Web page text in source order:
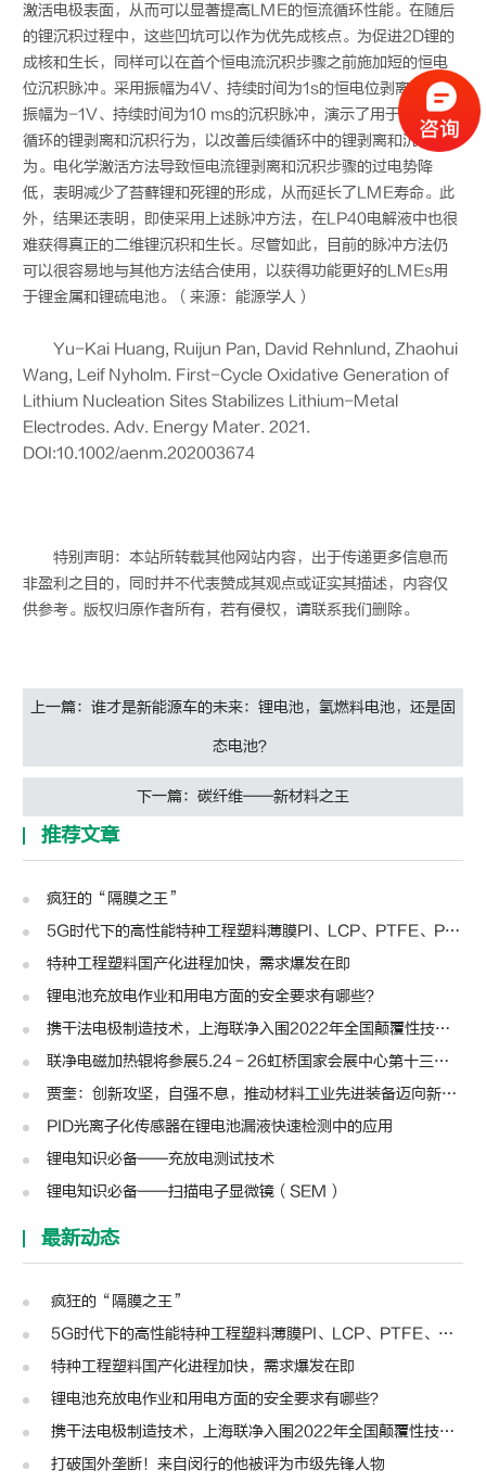
激活电极表面，从而可以显著提高LME的恒流循环性能。在随后
的锂沉积过程中，这些凹坑可以作为优先成核点。为促进2D锂的
成核和生长，同样可以在首个恒电流沉积步骤之前施加短的恒电
位沉积脉冲。采用振幅为4V、持续时间为1s的恒电位剥离脉冲和
振幅为-1V、持续时间为10 ms的沉积脉冲，演示了用于控制首次
循环的锂剥离和沉积行为，以改善后续循环中的锂剥离和沉积行
为。电化学激活方法导致恒电流锂剥离和沉积步骤的过电势降
低，表明减少了苔藓锂和死锂的形成，从而延长了LME寿命。此
外，结果还表明，即使采用上述脉冲方法，在LP40电解液中也很
难获得真正的二维锂沉积和生长。尽管如此，目前的脉冲方法仍
可以很容易地与其他方法结合使用，以获得功能更好的LMEs用
于锂金属和锂硫电池。（来源：能源学人）
Yu-Kai Huang, Ruijun Pan, David Rehnlund, Zhaohui
Wang, Leif Nyholm. First-Cycle Oxidative Generation of
Lithium Nucleation Sites Stabilizes Lithium-Metal
Electrodes. Adv. Energy Mater. 2021.
DOI:10.1002/aenm.202003674
特别声明：本站所转载其他网站内容，出于传递更多信息而
非盈利之目的，同时并不代表赞成其观点或证实其描述，内容仅
供参考。版权归原作者所有，若有侵权，请联系我们删除。
上一篇：谁才是新能源车的未来：锂电池，氢燃料电池，还是固
态电池？
下一篇：碳纤维——新材料之王
推荐文章
疯狂的“隔膜之王”
5G时代下的高性能特种工程塑料薄膜PI、LCP、PTFE、PPS、PEEK、PEN
特种工程塑料国产化进程加快，需求爆发在即
锂电池充放电作业和用电方面的安全要求有哪些？
携干法电极制造技术，上海联净入围2022年全国颠覆性技术创新大赛
联净电磁加热辊将参展5.24－26虹桥国家会展中心第十三届模切展
贾奎：创新攻坚，自强不息，推动材料工业先进装备迈向新高度 | 高转先锋人物
PID光离子化传感器在锂电池漏液快速检测中的应用
锂电知识必备——充放电测试技术
锂电知识必备——扫描电子显微镜（SEM）
最新动态
疯狂的“隔膜之王”
5G时代下的高性能特种工程塑料薄膜PI、LCP、PTFE、PPS、PEEK、PEN
特种工程塑料国产化进程加快，需求爆发在即
锂电池充放电作业和用电方面的安全要求有哪些？
携干法电极制造技术，上海联净入围2022年全国颠覆性技术创新大赛
打破国外垄断！来自闵行的他被评为市级先锋人物